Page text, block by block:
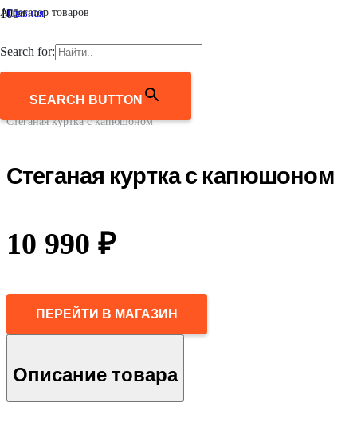
Агрегатор товаров
Search for:
SEARCH BUTTON
Главная
/
Куртки
Стеганая куртка с капюшоном
Стеганая куртка с капюшоном
10 990 ₽
ПЕРЕЙТИ В МАГАЗИН
Описание товара